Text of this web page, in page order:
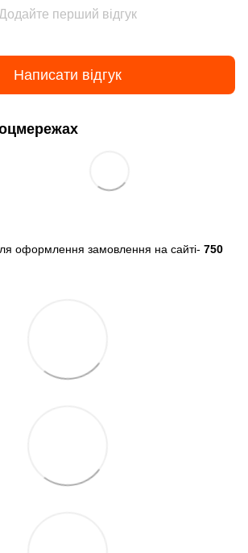
Додайте перший відгук
Написати відгук
оформлення замовлення на сайті- 750